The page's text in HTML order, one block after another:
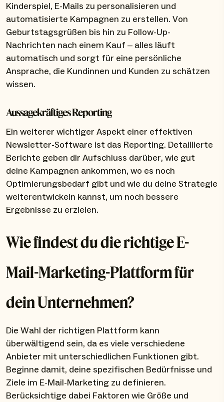
Kinderspiel, E-Mails zu personalisieren und
automatisierte Kampagnen zu erstellen. Von
Geburtstagsgrüßen bis hin zu Follow-Up-
Nachrichten nach einem Kauf – alles läuft
automatisch und sorgt für eine persönliche
Ansprache, die Kundinnen und Kunden zu schätzen
wissen.
Aussagekräftiges Reporting
Ein weiterer wichtiger Aspekt einer effektiven
Newsletter-Software ist das Reporting. Detaillierte
Berichte geben dir Aufschluss darüber, wie gut
deine Kampagnen ankommen, wo es noch
Optimierungsbedarf gibt und wie du deine Strategie
weiterentwickeln kannst, um noch bessere
Ergebnisse zu erzielen.
Wie findest du die richtige E-
Mail-Marketing-Plattform für
dein Unternehmen?
Die Wahl der richtigen Plattform kann
überwältigend sein, da es viele verschiedene
Anbieter mit unterschiedlichen Funktionen gibt.
Beginne damit, deine spezifischen Bedürfnisse und
Ziele im E-Mail-Marketing zu definieren.
Berücksichtige dabei Faktoren wie Größe und